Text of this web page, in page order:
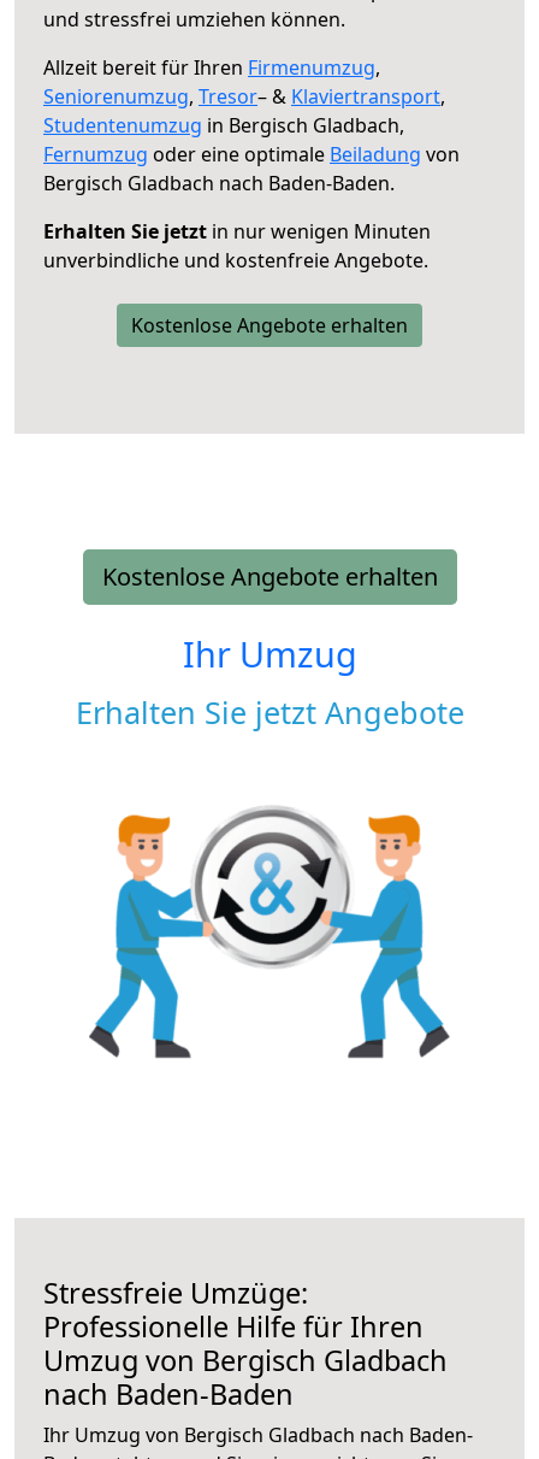
und stressfrei umziehen können.
Allzeit bereit für Ihren Firmenumzug,
Seniorenumzug, Tresor– & Klaviertransport,
Studentenumzug in Bergisch Gladbach,
Fernumzug oder eine optimale Beiladung von
Bergisch Gladbach nach Baden-Baden.
Erhalten Sie jetzt in nur wenigen Minuten
unverbindliche und kostenfreie Angebote.
Kostenlose Angebote erhalten
Kostenlose Angebote erhalten
Ihr Umzug
Erhalten Sie jetzt Angebote
Stressfreie Umzüge:
Professionelle Hilfe für Ihren
Umzug von Bergisch Gladbach
nach Baden-Baden
Ihr Umzug von Bergisch Gladbach nach Baden-